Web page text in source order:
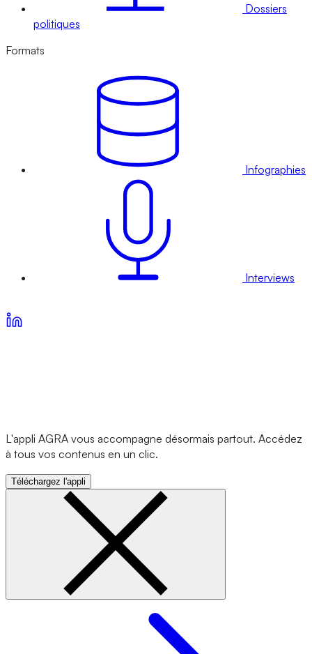
Dossiers
politiques
Formats
Infographies
Interviews
L'appli AGRA vous accompagne désormais partout. Accédez
à tous vos contenus en un clic.
Téléchargez l'appli